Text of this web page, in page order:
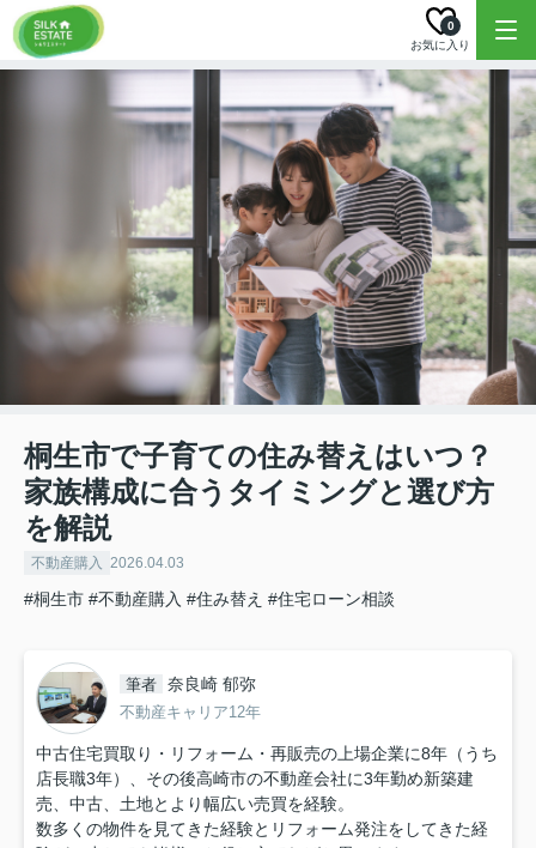
お気に入り
0
桐生市で子育ての住み替えはいつ？
家族構成に合うタイミングと選び方
を解説
不動産購入 2026.04.03
#桐生市 #不動産購入 #住み替え #住宅ローン相談
筆者 奈良崎 郁弥
不動産キャリア12年
中古住宅買取り・リフォーム・再販売の上場企業に8年（うち
店長職3年）、その後高崎市の不動産会社に3年勤め新築建
売、中古、土地とより幅広い売買を経験。
数多くの物件を見てきた経験とリフォーム発注をしてきた経